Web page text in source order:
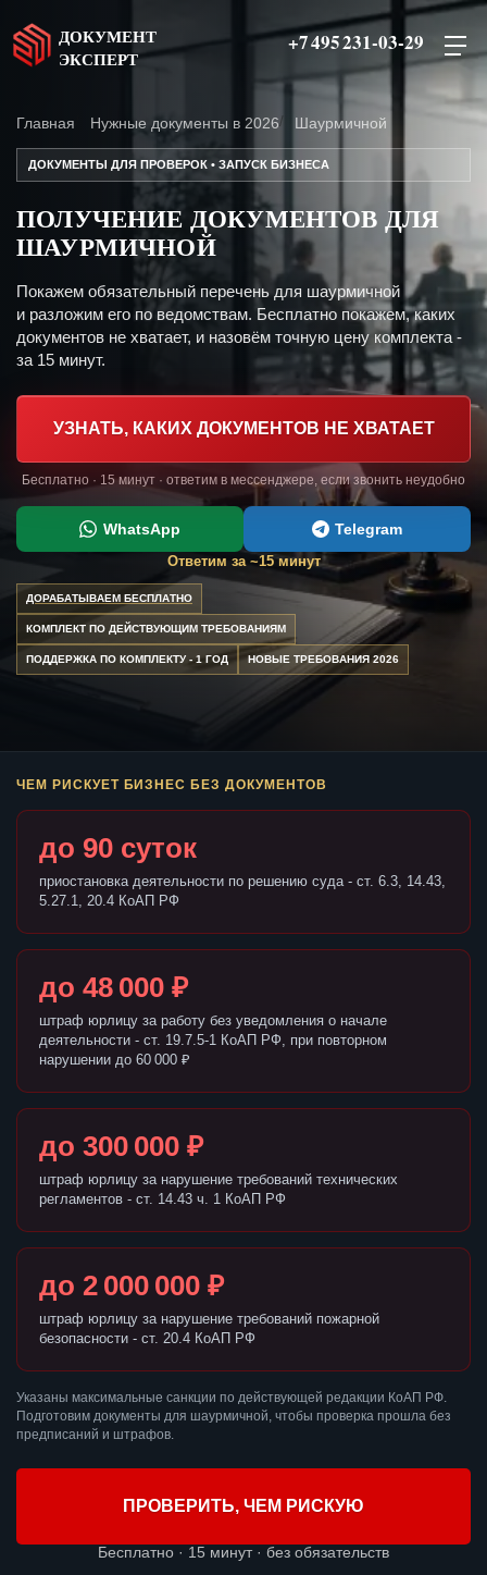
ДОКУМЕНТ
ЭКСПЕРТ
+7 495 231-03-29
Главная Нужные документы в 2026 Шаурмичной
ДОКУМЕНТЫ ДЛЯ ПРОВЕРОК • ЗАПУСК БИЗНЕСА
ПОЛУЧЕНИЕ ДОКУМЕНТОВ ДЛЯ
ШАУРМИЧНОЙ
Покажем обязательный перечень для шаурмичной
и разложим его по ведомствам. Бесплатно покажем, каких
документов не хватает, и назовём точную цену комплекта -
за 15 минут.
УЗНАТЬ, КАКИХ ДОКУМЕНТОВ НЕ ХВАТАЕТ
Бесплатно · 15 минут · ответим в мессенджере, если звонить неудобно
WhatsApp Telegram
Ответим за ~15 минут
ДОРАБАТЫВАЕМ БЕСПЛАТНО
КОМПЛЕКТ ПО ДЕЙСТВУЮЩИМ ТРЕБОВАНИЯМ
ПОДДЕРЖКА ПО КОМПЛЕКТУ - 1 ГОД НОВЫЕ ТРЕБОВАНИЯ 2026
ЧЕМ РИСКУЕТ БИЗНЕС БЕЗ ДОКУМЕНТОВ
до 90 суток
приостановка деятельности по решению суда - ст. 6.3, 14.43,
5.27.1, 20.4 КоАП РФ
до 48 000 ₽
штраф юрлицу за работу без уведомления о начале
деятельности - ст. 19.7.5-1 КоАП РФ, при повторном
нарушении до 60 000 ₽
до 300 000 ₽
штраф юрлицу за нарушение требований технических
регламентов - ст. 14.43 ч. 1 КоАП РФ
до 2 000 000 ₽
штраф юрлицу за нарушение требований пожарной
безопасности - ст. 20.4 КоАП РФ
Указаны максимальные санкции по действующей редакции КоАП РФ.
Подготовим документы для шаурмичной, чтобы проверка прошла без
предписаний и штрафов.
ПРОВЕРИТЬ, ЧЕМ РИСКУЮ
Бесплатно · 15 минут · без обязательств